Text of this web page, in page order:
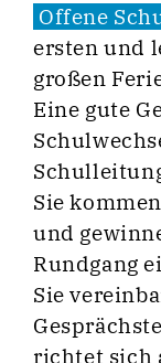
Offene
ersten und
großen
Eine gute
Sie
und
Rundgang
Sie
richtet sich